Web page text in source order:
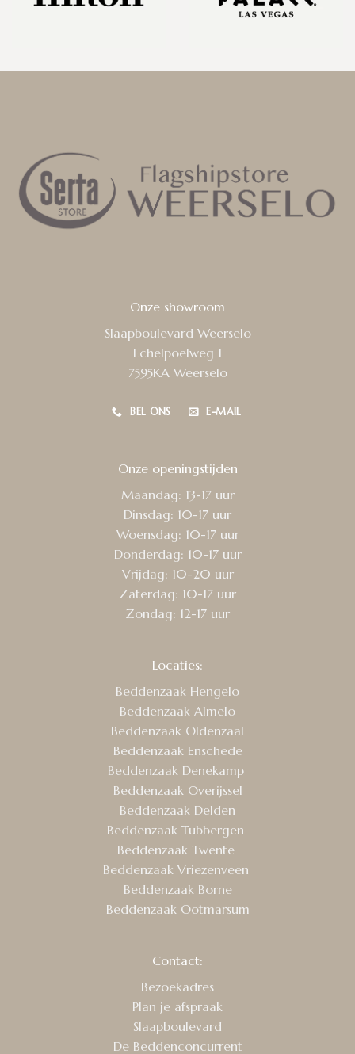
Onze showroom
Slaapboulevard Weerselo
Echelpoelweg 1
7595KA Weerselo
BEL ONS E-MAIL
Onze openingstijden
Maandag: 13-17 uur
Dinsdag: 10-17 uur
Woensdag: 10-17 uur
Donderdag: 10-17 uur
Vrijdag: 10-20 uur
Zaterdag: 10-17 uur
Zondag: 12-17 uur
Locaties:
Beddenzaak Hengelo
Beddenzaak Almelo
Beddenzaak Oldenzaal
Beddenzaak Enschede
Beddenzaak Denekamp
Beddenzaak Overijssel
Beddenzaak Delden
Beddenzaak Tubbergen
Beddenzaak Twente
Beddenzaak Vriezenveen
Beddenzaak Borne
Beddenzaak Ootmarsum
Contact:
Bezoekadres
Plan je afspraak
Slaapboulevard
De Beddenconcurrent